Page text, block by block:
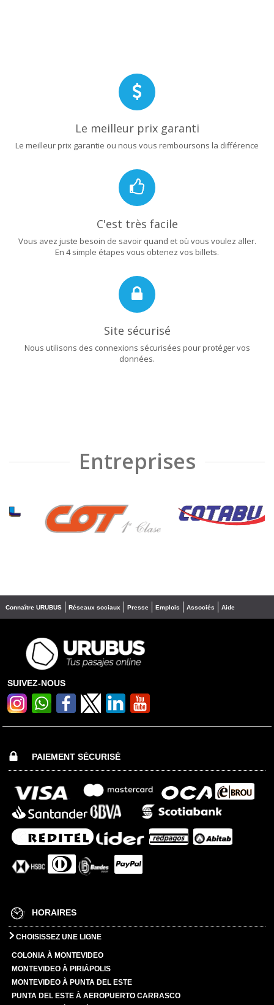
Le meilleur prix garanti
Le meilleur prix garantie ou nous vous remboursons la différence
C'est très facile
Vous avez juste besoin de savoir quand et où vous voulez aller.
En 4 simple étapes vous obtenez vos billets.
Site sécurisé
Nous utilisons des connexions sécurisées pour protéger vos
données.
Entreprises
❮ ❯
Connaître URUBUS Réseaux sociaux Presse Emplois Associés Aide
SUIVEZ-NOUS
PAIEMENT SÉCURISÉ
HORAIRES
CHOISISSEZ UNE LIGNE
COLONIA À MONTEVIDEO
MONTEVIDEO À PIRIÁPOLIS
MONTEVIDEO À PUNTA DEL ESTE
PUNTA DEL ESTE À AEROPUERTO CARRASCO